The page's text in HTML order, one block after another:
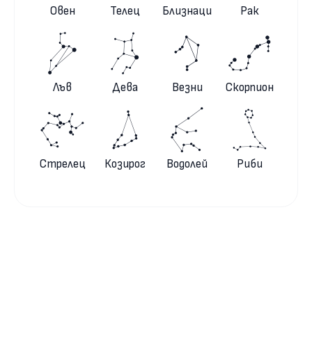
Овен Телец Близнаци Рак
Лъв Дева Везни Скорпион
Стрелец Козирог Водолей Риби